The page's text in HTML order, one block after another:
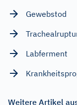
Gewebstod
Labferment
Weitere Artikel